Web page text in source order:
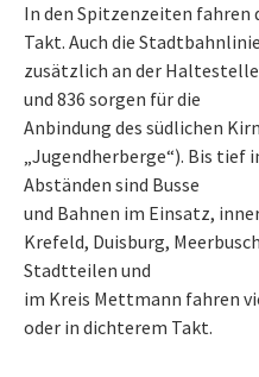
In den Spitzenzeiten fahren
Takt. Auch die
zusätzlich an der
und 836 sorgen für die
Anbindung des südlichen
„Jugendherberge“). Bis tief
Abständen sind Busse
und Bahnen im Einsatz,
Krefeld, Duisburg,
Stadtteilen und
im Kreis Mettmann fahren
oder in dichterem Takt.